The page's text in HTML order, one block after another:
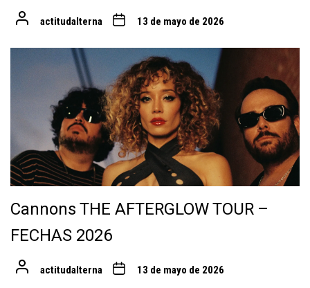
actitudalterna 13 de mayo de 2026
Cannons THE AFTERGLOW TOUR –
FECHAS 2026
actitudalterna 13 de mayo de 2026